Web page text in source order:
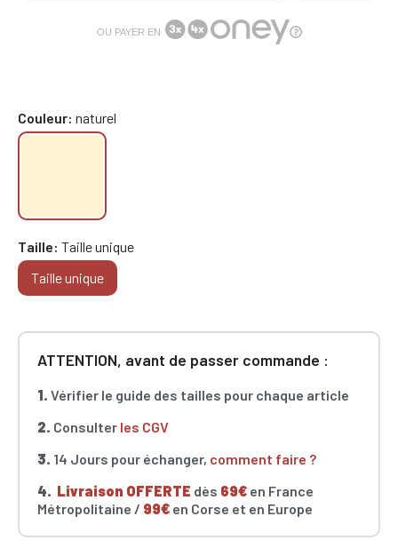
OU PAYER EN
Couleur naturel
Taille Taille unique
Taille unique
ATTENTION, avant de passer commande :
1. Vérifier le guide des tailles pour chaque article
2. Consulter les CGV
3. 14 Jours pour échanger, comment faire ?
4. Livraison OFFERTE dès 69€ en France
Métropolitaine / 99€ en Corse et en Europe